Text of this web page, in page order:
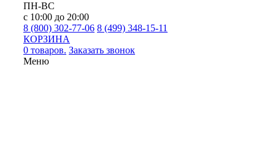
ПН-ВС
с 10:00 до 20:00
8 (800) 302-77-06 8 (499) 348-15-11
КОРЗИНА
0 товаров. Заказать звонок
Меню